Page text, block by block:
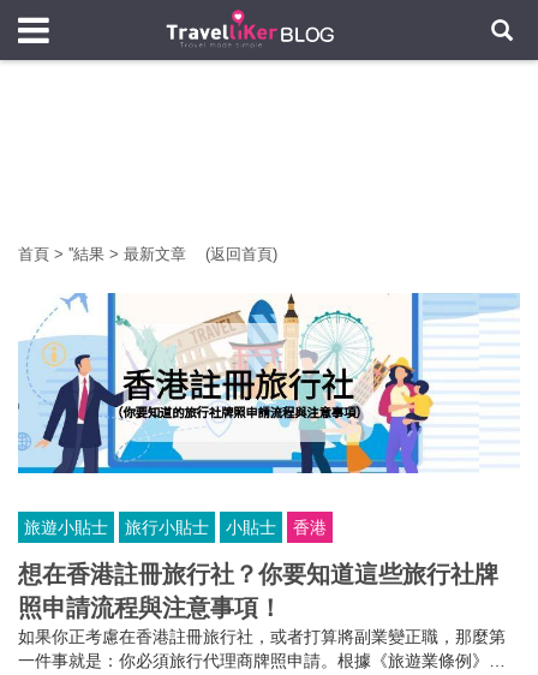
首頁 > ''結果 > 最新文章 (返回首頁)
旅遊小貼士 旅行小貼士 小貼士 香港
想在香港註冊旅行社？你要知道這些旅行社牌
照申請流程與注意事項！
如果你正考慮在香港註冊旅行社，或者打算將副業變正職，那麼第
一件事就是：你必須旅行代理商牌照申請。根據《旅遊業條例》第